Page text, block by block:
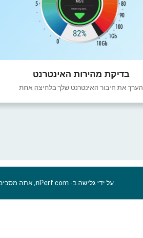
בדיקת מהירות האינטרנט
הערך את חיבור האינטרנט שלך בלחיצה אחת
על ידי גלישה ב- nPerf.com, אתה מסכים ל